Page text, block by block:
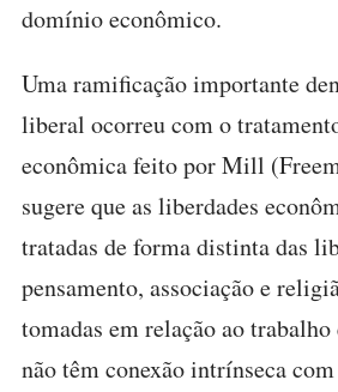
domínio econômico.
Uma ramificação importante
liberal ocorreu com o
econômica feito por Mill
sugere que as liberdades
tratadas de forma distinta das
pensamento, associação e
tomadas em relação ao
não têm conexão intrínseca